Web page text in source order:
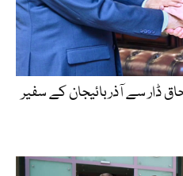
ڈار سے آذربائیجان کے سفیر